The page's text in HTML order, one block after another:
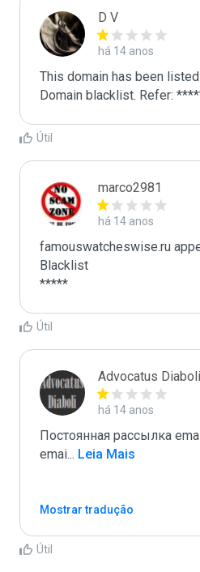
D V
há 14 anos
This domain has been
Domain blacklist. Refer:
Útil
marco2981
há 14 anos
famouswatcheswise.ru
Blacklist
*****
Útil
Advocatus Diaboli
há 14 anos
Постоянная рассылка
emai... Leia Mais
Mostrar tradução
Útil